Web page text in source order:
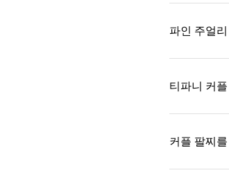
파인 주얼
티파니 커
커플 팔찌